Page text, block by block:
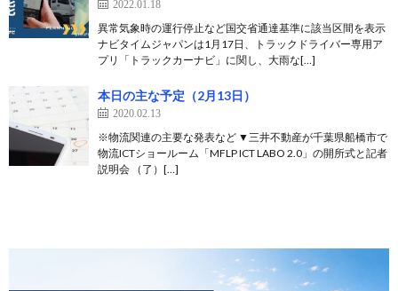
2022.01.18
異常気象時の運行停止など国交省通達基準に該当区間を表示
ナビタイムジャパンは1月17日、トラックドライバー専用ア
プリ「トラックカーナビ」に関し、大雨な[…]
本日の主な予定（2月13日）
2020.02.13
※物流関連の主要な発表など ▼三井不動産が千葉県船橋市で
物流ICTショールーム「MFLP ICT LABO 2.0」の開所式と記者
説明会 （了）[…]